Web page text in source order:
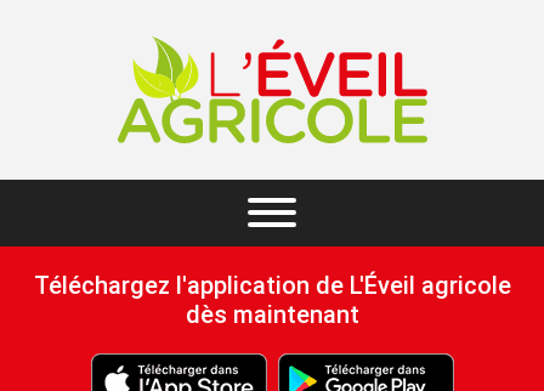
Téléchargez l'application de L'Éveil agricole
dès maintenant